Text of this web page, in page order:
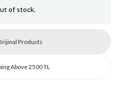
of stock.
Products
Above 2500 TL